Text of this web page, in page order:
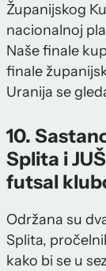
Županijskog
nacionalnoj
Naše finale
finale
Uranija se
10.
Splita i
futsal
Održana su
Splita,
kako bi se u